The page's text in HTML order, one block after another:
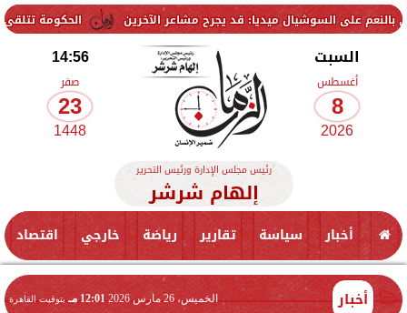
الحكومة تتلقى 229 ألف شكوى وطلب واستفسار خلال يوليو.. ومدبولي يوجه بسرعة الاستجابة للمواطنين ميديا: قد يجرح مشاعر الآخرين
السبت
أغسطس
8
2026
14:56
صفر
23
1448
رئيس مجلس الإدارة ورئيس التحرير
إلهام شرشر
أخبار سياسة تقارير رياضة خارجي اقتصاد
أخبار الخميس، 26 مارس 2026 12:01 مـ بتوقيت القاهرة